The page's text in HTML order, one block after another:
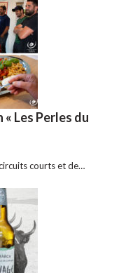
« Les Perles du
courts et de…